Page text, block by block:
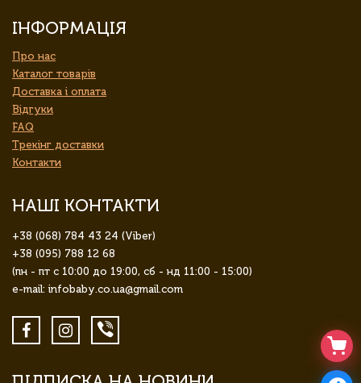
ІНФОРМАЦІЯ
Про нас
Каталог товарів
Доставка і оплата
Відгуки
FAQ
Трекінг доставки
Контакти
НАШІ КОНТАКТИ
+38 (068) 784 43 24 (Viber)
+38 (095) 788 12 68
(пн - пт с 10:00 до 19:00, сб - нд 11:00 - 15:00)
e-mail: infobaby.co.ua@gmail.com